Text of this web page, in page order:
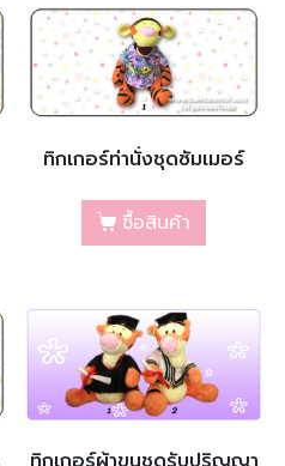
ทิกเกอร์ท่านั่งชุดซัมเมอร์
ซื้อสินค้า